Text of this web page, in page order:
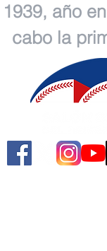
1939, año
cabo la